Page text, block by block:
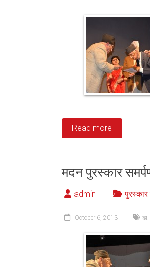
Read more
मदन पुरस्कार
admin पुरस्कार
October 6, 2013